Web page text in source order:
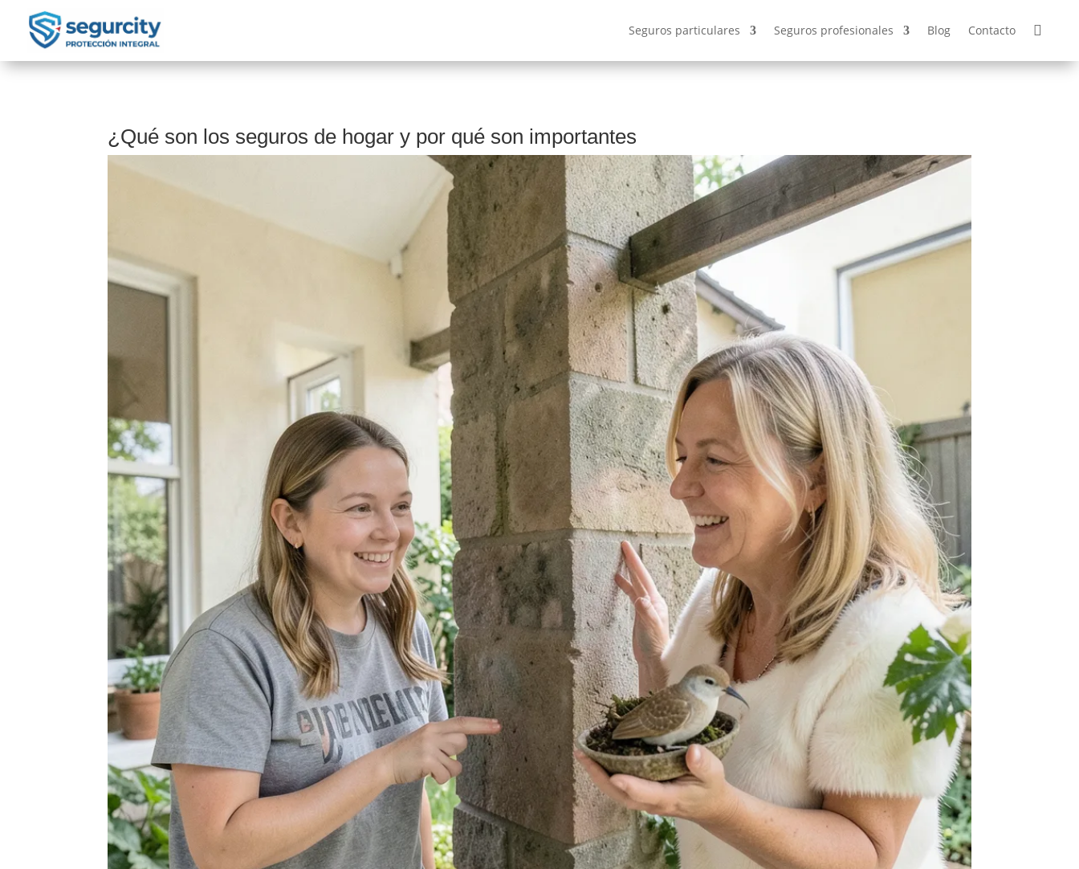
Seguros particulares Seguros profesionales Blog Contacto
¿Qué son los seguros de hogar y por qué son importantes